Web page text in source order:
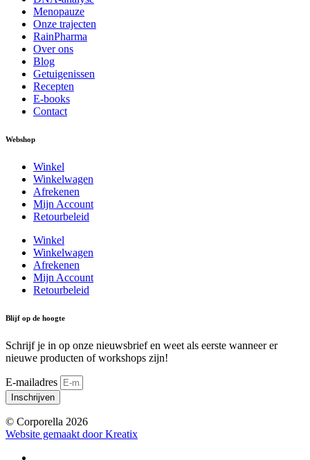
Menopauze
Onze trajecten
RainPharma
Over ons
Blog
Getuigenissen
Recepten
E-books
Contact
Webshop
Winkel
Winkelwagen
Afrekenen
Mijn Account
Retourbeleid
Winkel
Winkelwagen
Afrekenen
Mijn Account
Retourbeleid
Blijf op de hoogte
Schrijf je in op onze nieuwsbrief en weet als eerste wanneer er
nieuwe producten of workshops zijn!
E-mailadres
Inschrijven
© Corporella 2026
Website gemaakt door Kreatix